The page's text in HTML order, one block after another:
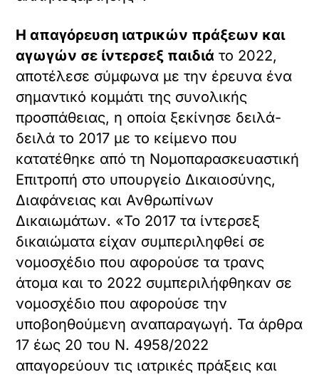
Η απαγόρευση ιατρικών πράξεων και
αγωγών σε ίντερσεξ παιδιά το 2022,
αποτέλεσε σύμφωνα με την έρευνα ένα
σημαντικό κομμάτι της συνολικής
προσπάθειας, η οποία ξεκίνησε δειλά-
δειλά το 2017 με το κείμενο που
κατατέθηκε από τη Νομοπαρασκευαστική
Επιτροπή στο υπουργείο Δικαιοσύνης,
Διαφάνειας και Ανθρωπίνων
Δικαιωμάτων. «Το 2017 τα ίντερσεξ
δικαιώματα είχαν συμπεριληφθεί σε
νομοσχέδιο που αφορούσε τα τρανς
άτομα και το 2022 συμπεριλήφθηκαν σε
νομοσχέδιο που αφορούσε την
υποβοηθούμενη αναπαραγωγή. Τα άρθρα
17 έως 20 του Ν. 4958/2022
απαγορεύουν τις ιατρικές πράξεις και